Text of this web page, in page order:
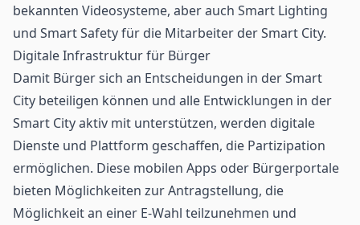
bekannten Videosysteme, aber auch Smart Lighting
und Smart Safety für die Mitarbeiter der Smart City.
Digitale Infrastruktur für Bürger
Damit Bürger sich an Entscheidungen in der Smart
City beteiligen können und alle Entwicklungen in der
Smart City aktiv mit unterstützen, werden digitale
Dienste und Plattform geschaffen, die Partizipation
ermöglichen. Diese mobilen Apps oder Bürgerportale
bieten Möglichkeiten zur Antragstellung, die
Möglichkeit an einer E-Wahl teilzunehmen und